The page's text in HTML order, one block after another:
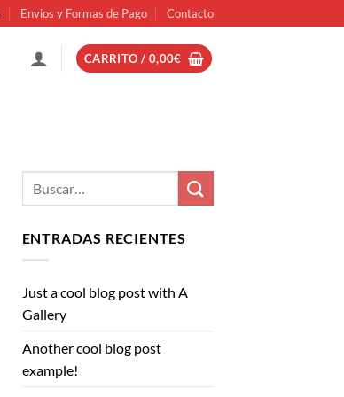
Envios y Formas de Pago Contacto
CARRITO / 0,00€
ENTRADAS RECIENTES
Just a cool blog post with A
Gallery
Another cool blog post
example!